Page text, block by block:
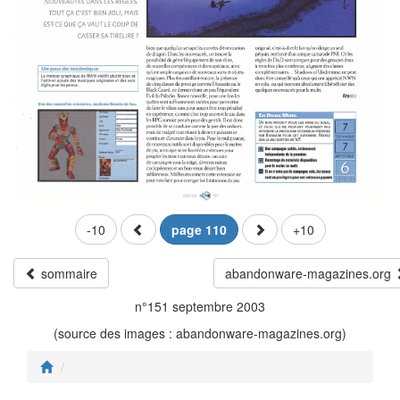
-10 page 110 +10
sommaire
abandonware-magazines.org
n°151 septembre 2003
(source des images : abandonware-magazines.org)